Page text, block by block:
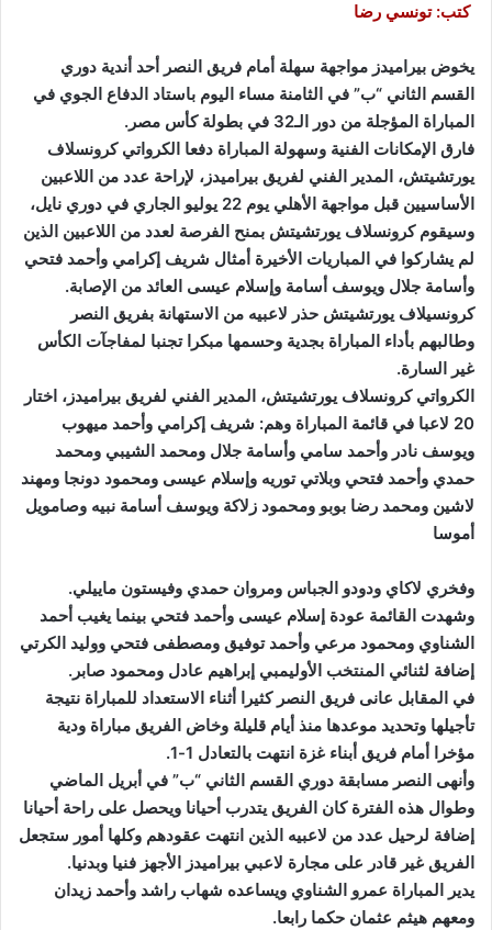
كتب: تونسي رضا
يخوض بيراميدز مواجهة سهلة أمام فريق النصر أحد أندية دوري
القسم الثاني “ب” في الثامنة مساء اليوم باستاد الدفاع الجوي في
المباراة المؤجلة من دور الـ32 في بطولة كأس مصر.
فارق الإمكانات الفنية وسهولة المباراة دفعا الكرواتي كرونسلاف
يورتشيتش، المدير الفني لفريق بيراميدز، لإراحة عدد من اللاعبين
الأساسيين قبل مواجهة الأهلي يوم 22 يوليو الجاري في دوري نايل،
وسيقوم كرونسلاف يورتشيتش بمنح الفرصة لعدد من اللاعبين الذين
لم يشاركوا في المباريات الأخيرة أمثال شريف إكرامي وأحمد فتحي
وأسامة جلال ويوسف أسامة وإسلام عيسى العائد من الإصابة.
كرونسيلاف يورتشيتش حذر لاعبيه من الاستهانة بفريق النصر
وطالبهم بأداء المباراة بجدية وحسمها مبكرا تجنبا لمفاجآت الكأس
غير السارة.
الكرواتي كرونسلاف يورتشيتش، المدير الفني لفريق بيراميدز، اختار
20 لاعبا في قائمة المباراة وهم: شريف إكرامي وأحمد ميهوب
ويوسف نادر وأحمد سامي وأسامة جلال ومحمد الشيبي ومحمد
حمدي وأحمد فتحي وبلاتي توريه وإسلام عيسى ومحمود دونجا ومهند
لاشين ومحمد رضا بوبو ومحمود زلاكة ويوسف أسامة نبيه وصامويل
أموسا
وفخري لاكاي ودودو الجباس ومروان حمدي وفيستون ماييلي.
وشهدت القائمة عودة إسلام عيسى وأحمد فتحي بينما يغيب أحمد
الشناوي ومحمود مرعي وأحمد توفيق ومصطفى فتحي ووليد الكرتي
إضافة لثنائي المنتخب الأوليمبي إبراهيم عادل ومحمود صابر.
في المقابل عانى فريق النصر كثيرا أثناء الاستعداد للمباراة نتيجة
تأجيلها وتحديد موعدها منذ أيام قليلة وخاض الفريق مباراة ودية
مؤخرا أمام فريق أبناء غزة انتهت بالتعادل 1-1.
وأنهى النصر مسابقة دوري القسم الثاني “ب” في أبريل الماضي
وطوال هذه الفترة كان الفريق يتدرب أحيانا ويحصل على راحة أحيانا
إضافة لرحيل عدد من لاعبيه الذين انتهت عقودهم وكلها أمور ستجعل
الفريق غير قادر على مجارة لاعبي بيراميدز الأجهز فنيا وبدنيا.
يدير المباراة عمرو الشناوي ويساعده شهاب راشد وأحمد زيدان
ومعهم هيثم عثمان حكما رابعا.